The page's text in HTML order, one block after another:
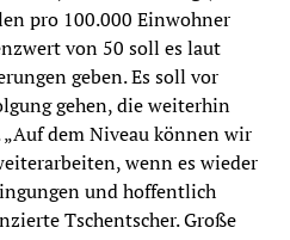
pro 100.000 Einwohner
von 50 soll es laut
geben. Es soll vor
gehen, die weiterhin
„Auf dem Niveau können wir
wenn es wieder
und hoffentlich
Tschentscher. Große